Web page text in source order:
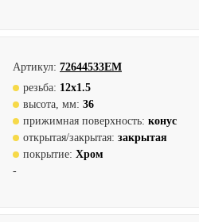
Артикул: 72644533EM
резьба: 12х1.5
высота, мм: 36
прижимная поверхность: конус
открытая/закрытая: закрытая
покрытие: Хром
-